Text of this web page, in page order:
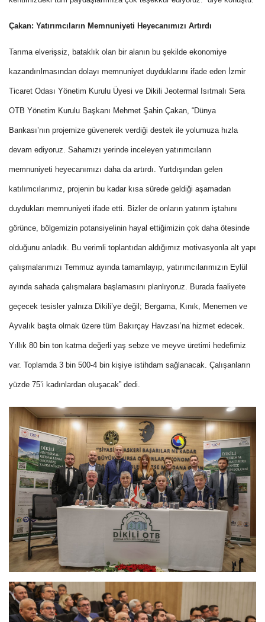
Çakan: Yatırımcıların Memnuniyeti Heyecanımızı Artırdı
Tarıma elverişsiz, bataklık olan bir alanın bu şekilde ekonomiye
kazandırılmasından dolayı memnuniyet duyduklarını ifade eden İzmir
Ticaret Odası Yönetim Kurulu Üyesi ve Dikili Jeotermal Isıtmalı Sera
OTB Yönetim Kurulu Başkanı Mehmet Şahin Çakan, “Dünya
Bankası’nın projemize güvenerek verdiği destek ile yolumuza hızla
devam ediyoruz. Sahamızı yerinde inceleyen yatırımcıların
memnuniyeti heyecanımızı daha da artırdı. Yurtdışından gelen
katılımcılarımız, projenin bu kadar kısa sürede geldiği aşamadan
duydukları memnuniyeti ifade etti. Bizler de onların yatırım iştahını
görünce, bölgemizin potansiyelinin hayal ettiğimizin çok daha ötesinde
olduğunu anladık. Bu verimli toplantıdan aldığımız motivasyonla alt yapı
çalışmalarımızı Temmuz ayında tamamlayıp, yatırımcılarımızın Eylül
ayında sahada çalışmalara başlamasını planlıyoruz. Burada faaliyete
geçecek tesisler yalnıza Dikili’ye değil; Bergama, Kınık, Menemen ve
Ayvalık başta olmak üzere tüm Bakırçay Havzası’na hizmet edecek.
Yıllık 80 bin ton katma değerli yaş sebze ve meyve üretimi hedefimiz
var. Toplamda 3 bin 500-4 bin kişiye istihdam sağlanacak. Çalışanların
yüzde 75’i kadınlardan oluşacak” dedi.